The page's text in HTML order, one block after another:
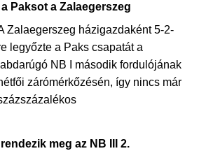
Paksot a Zalaegerszeg
Zalaegerszeg házigazdaként 5-2-
legyőzte a Paks csapatát a
labdarúgó NB I második fordulójának
zárómérkőzésén, így nincs már
meg az NB III 2.